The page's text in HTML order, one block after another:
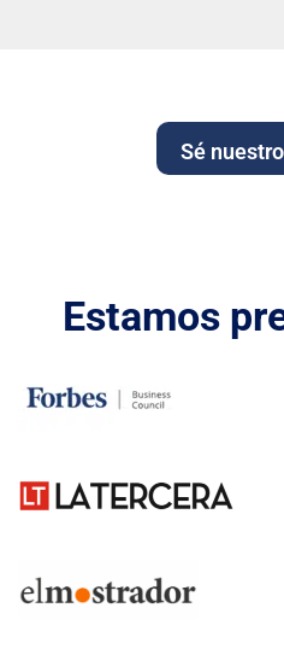
Sé
Estamos